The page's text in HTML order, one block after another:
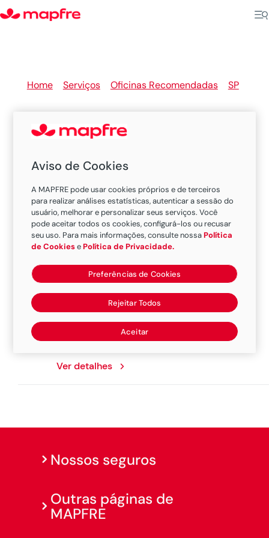
Home> Serviços> Oficinas Recomendadas> SP
Oficinas Recomendadas
MAPFRE em Brodowski
Existem 1 oficina nesta cidade.
Tenda Reparadora de Veiculos
Rua Benjamin Constant, 451, 14340000,
Brodowski
Ver detalhes
Nossos seguros
Outras páginas de
MAPFRE
Aviso de Cookies
A MAPFRE pode usar cookies próprios e de terceiros
para realizar análises estatísticas, autenticar a sessão do
usuário, melhorar e personalizar seus serviços. Você
pode aceitar todos os cookies, configurá-los ou recusar
seu uso. Para mais informações, consulte nossaPolítica
de CookiesePolítica de Privacidade.
Preferências de Cookies
Rejeitar Todos
Aceitar